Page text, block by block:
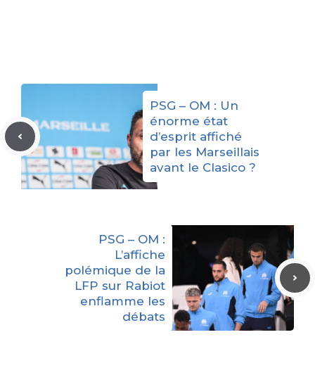
PSG – OM : Un
énorme état
d’esprit affiché
par les Marseillais
avant le Clasico ?
PSG – OM :
L’affiche
polémique de la
LFP sur Rabiot
enflamme les
débats